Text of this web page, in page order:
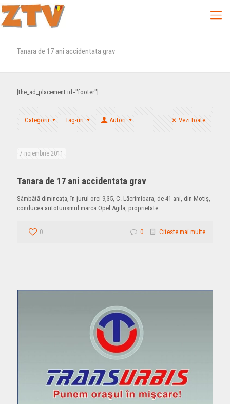
Tanara de 17 ani accidentata grav
[the_ad_placement id="footer"]
Categorii Tag-uri Autori Vezi toate
7 noiembrie 2011
Tanara de 17 ani accidentata grav
Sâmbătă dimineaţa, în jurul orei 9,35, C. Lăcrimioara, de 41 ani, din Motiş,
conducea autoturismul marca Opel Agila, proprietate
0 0 Citeste mai multe